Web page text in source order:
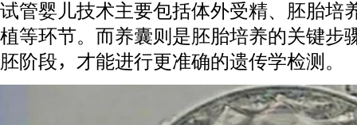
试管婴儿技术主要包括体外受精、胚胎培
植等环节。而养囊则是胚胎培养的关键步
胚阶段，才能进行更准确的遗传学检测。